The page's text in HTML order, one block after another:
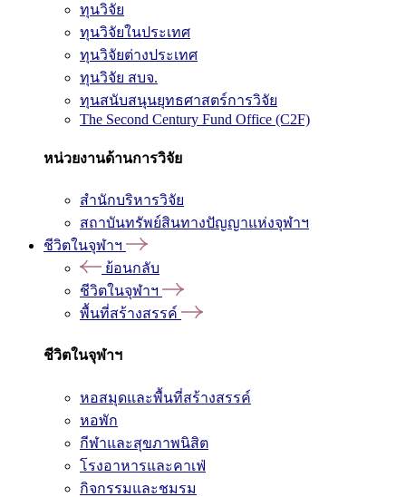
ทุนวิจัย
ทุนวิจัยในประเทศ
ทุนวิจัยต่างประเทศ
ทุนวิจัย สบจ.
ทุนสนับสนุนยุทธศาสตร์การวิจัย
The Second Century Fund Office (C2F)
หน่วยงานด้านการวิจัย
สำนักบริหารวิจัย
สถาบันทรัพย์สินทางปัญญาแห่งจุฬาฯ
ชีวิตในจุฬาฯ
ย้อนกลับ
ชีวิตในจุฬาฯ
พื้นที่สร้างสรรค์
ชีวิตในจุฬาฯ
หอสมุดและพื้นที่สร้างสรรค์
หอพัก
กีฬาและสุขภาพนิสิต
โรงอาหารและคาเฟ่
กิจกรรมและชมรม